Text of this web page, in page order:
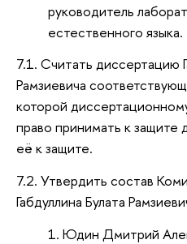
руководитель
естественного языка.
7.1. Считать диссертацию
Рамзиевича
которой
право принимать к защите
её к защите.
7.2. Утвердить состав
Габдуллина Булата
Юдин Дмитрий